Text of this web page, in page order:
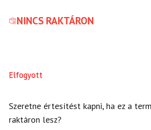
NINCS RAKTÁRON
Elfogyott
Szeretne értesítést kapni, ha ez a
raktáron lesz?